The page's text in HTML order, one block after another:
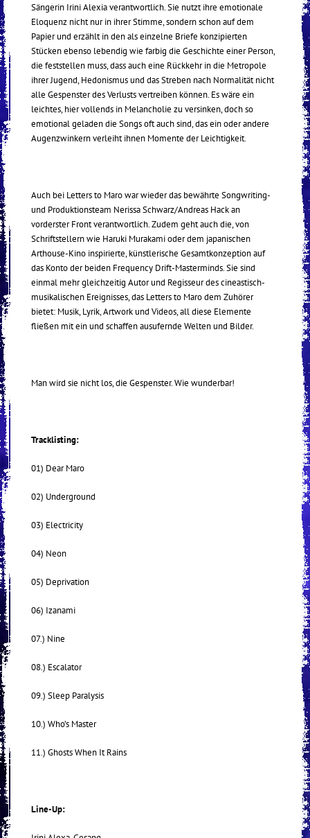
Sängerin Irini Alexia verantwortlich. Sie nutzt ihre emotionale
Eloquenz nicht nur in ihrer Stimme, sondern schon auf dem
Papier und erzählt in den als einzelne Briefe konzipierten
Stücken ebenso lebendig wie farbig die Geschichte einer Person,
die feststellen muss, dass auch eine Rückkehr in die Metropole
ihrer Jugend, Hedonismus und das Streben nach Normalität nicht
alle Gespenster des Verlusts vertreiben können. Es wäre ein
leichtes, hier vollends in Melancholie zu versinken, doch so
emotional geladen die Songs oft auch sind, das ein oder andere
Augenzwinkern verleiht ihnen Momente der Leichtigkeit.
Auch bei Letters to Maro war wieder das bewährte Songwriting-
und Produktionsteam Nerissa Schwarz/Andreas Hack an
vorderster Front verantwortlich. Zudem geht auch die, von
Schriftstellern wie Haruki Murakami oder dem japanischen
Arthouse-Kino inspirierte, künstlerische Gesamtkonzeption auf
das Konto der beiden Frequency Drift-Masterminds. Sie sind
einmal mehr gleichzeitig Autor und Regisseur des cineastisch-
musikalischen Ereignisses, das Letters to Maro dem Zuhörer
bietet: Musik, Lyrik, Artwork und Videos, all diese Elemente
fließen mit ein und schaffen ausufernde Welten und Bilder.
Man wird sie nicht los, die Gespenster. Wie wunderbar!
Tracklisting:
01) Dear Maro
02) Underground
03) Electricity
04) Neon
05) Deprivation
06) Izanami
07.) Nine
08.) Escalator
09.) Sleep Paralysis
10.) Who’s Master
11.) Ghosts When It Rains
Line-Up: